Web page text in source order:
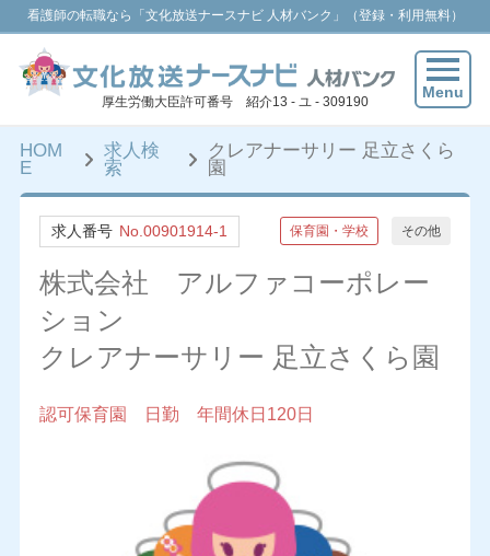
看護師の転職なら「文化放送ナースナビ 人材バンク」（登録・利用無料）
厚生労働大臣許可番号 紹介13 - ユ - 309190
Menu
HOM
E
求人検
索
クレアナーサリー 足立さくら
園
求人番号 No.00901914-1 保育園・学校 その他
株式会社 アルファコーポレー
ション
クレアナーサリー 足立さくら園
認可保育園 日勤 年間休日120日